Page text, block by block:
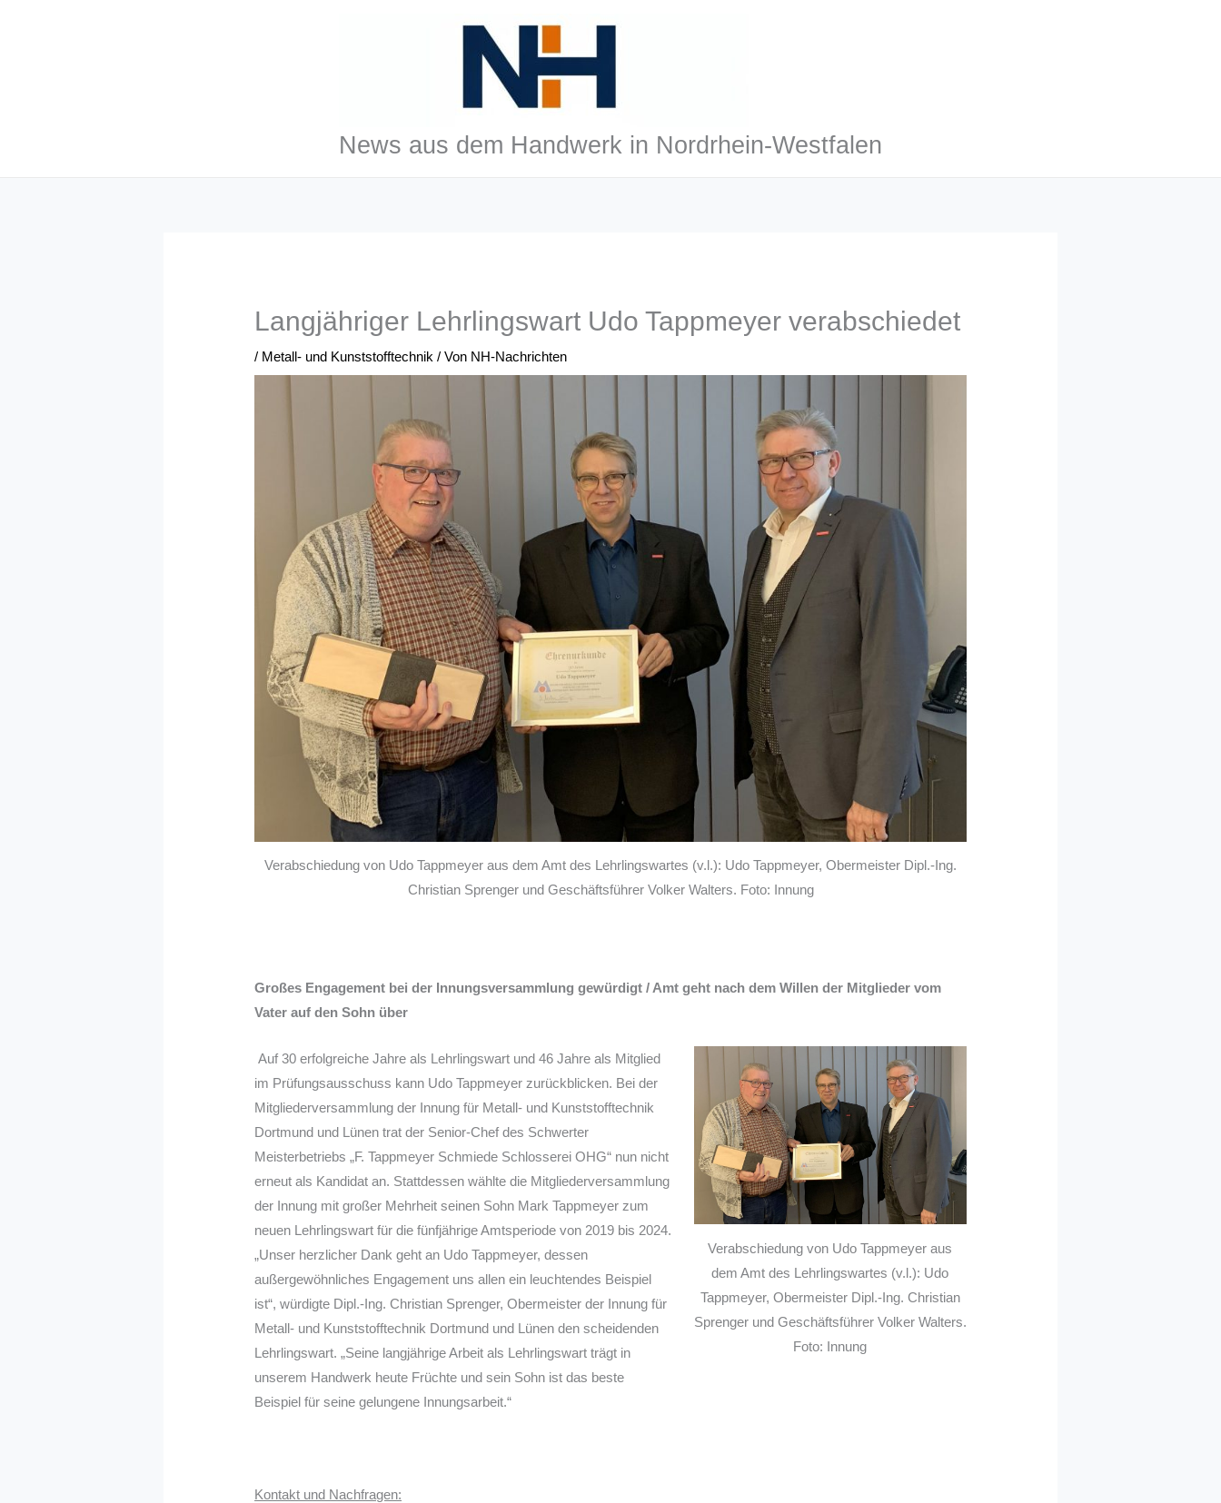
News aus dem Handwerk in Nordrhein-Westfalen
Langjähriger Lehrlingswart Udo Tappmeyer verabschiedet
/ Metall- und Kunststofftechnik / Von NH-Nachrichten
Verabschiedung von Udo Tappmeyer aus dem Amt des Lehrlingswartes (v.l.): Udo Tappmeyer, Obermeister Dipl.-Ing.
Christian Sprenger und Geschäftsführer Volker Walters. Foto: Innung
Großes Engagement bei der Innungsversammlung gewürdigt / Amt geht nach dem Willen der Mitglieder vom
Vater auf den Sohn über
Verabschiedung von Udo Tappmeyer aus
dem Amt des Lehrlingswartes (v.l.): Udo
Tappmeyer, Obermeister Dipl.-Ing. Christian
Sprenger und Geschäftsführer Volker Walters.
Foto: Innung
Auf 30 erfolgreiche Jahre als Lehrlingswart und 46 Jahre als Mitglied
im Prüfungsausschuss kann Udo Tappmeyer zurückblicken. Bei der
Mitgliederversammlung der Innung für Metall- und Kunststofftechnik
Dortmund und Lünen trat der Senior-Chef des Schwerter
Meisterbetriebs „F. Tappmeyer Schmiede Schlosserei OHG“ nun nicht
erneut als Kandidat an. Stattdessen wählte die Mitgliederversammlung
der Innung mit großer Mehrheit seinen Sohn Mark Tappmeyer zum
neuen Lehrlingswart für die fünfjährige Amtsperiode von 2019 bis 2024.
„Unser herzlicher Dank geht an Udo Tappmeyer, dessen
außergewöhnliches Engagement uns allen ein leuchtendes Beispiel
ist“, würdigte Dipl.-Ing. Christian Sprenger, Obermeister der Innung für
Metall- und Kunststofftechnik Dortmund und Lünen den scheidenden
Lehrlingswart. „Seine langjährige Arbeit als Lehrlingswart trägt in
unserem Handwerk heute Früchte und sein Sohn ist das beste
Beispiel für seine gelungene Innungsarbeit.“
Kontakt und Nachfragen: